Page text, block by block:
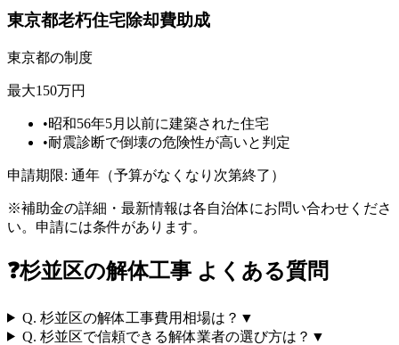
東京都老朽住宅除却費助成
東京都の制度
最大150万円
•昭和56年5月以前に建築された住宅
•耐震診断で倒壊の危険性が高いと判定
申請期限: 通年（予算がなくなり次第終了）
※補助金の詳細・最新情報は各自治体にお問い合わせくださ
い。申請には条件があります。
❓杉並区の解体工事 よくある質問
Q. 杉並区の解体工事費用相場は？ ▼
Q. 杉並区で信頼できる解体業者の選び方は？ ▼